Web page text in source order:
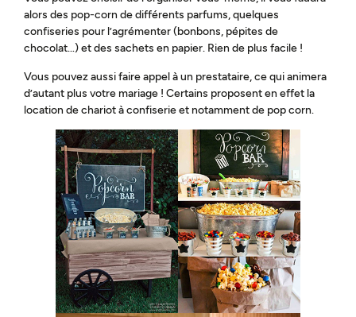
alors des pop-corn de différents parfums, quelques
confiseries pour l’agrémenter (bonbons, pépites de
chocolat…) et des sachets en papier. Rien de plus facile !
Vous pouvez aussi faire appel à un prestataire, ce qui animera
d’autant plus votre mariage ! Certains proposent en effet la
location de chariot à confiserie et notamment de pop corn.